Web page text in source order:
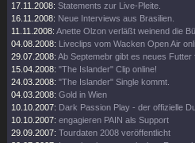
17.11.2008: Statements zur Live-Pleite.
16.11.2008: Neue Interviews aus Brasilien.
11.11.2008: Anette Olzon verläßt weinend die
04.08.2008: Liveclips vom Wacken Open Air
29.07.2008: Ab Septemebr gibt es neues Futter
15.04.2008: "The Islander" Clip online!
24.03.2008: "The Islander" Single kommt.
04.03.2008: Gold in Wien
10.10.2007: Dark Passion Play - der offizielle
10.10.2007: engagieren PAIN als Support
29.09.2007: Tourdaten 2008 veröffentlicht